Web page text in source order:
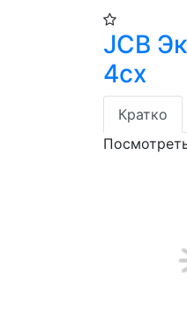
JCB
4cx
Кратко